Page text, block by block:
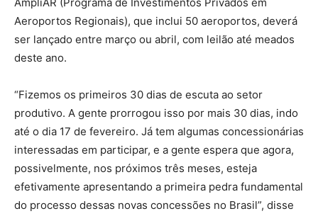
AmpliAR (Programa de Investimentos Privados em
Aeroportos Regionais), que inclui 50 aeroportos, deverá
ser lançado entre março ou abril, com leilão até meados
deste ano.
“Fizemos os primeiros 30 dias de escuta ao setor
produtivo. A gente prorrogou isso por mais 30 dias, indo
até o dia 17 de fevereiro. Já tem algumas concessionárias
interessadas em participar, e a gente espera que agora,
possivelmente, nos próximos três meses, esteja
efetivamente apresentando a primeira pedra fundamental
do processo dessas novas concessões no Brasil”, disse